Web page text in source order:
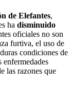
de Elefantes,
ha disminuido
oficiales no son
furtiva, el uso de
condiciones de
enfermedades
las razones que